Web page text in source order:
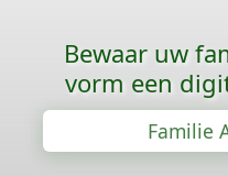
Bewaar uw
vorm een
Familie